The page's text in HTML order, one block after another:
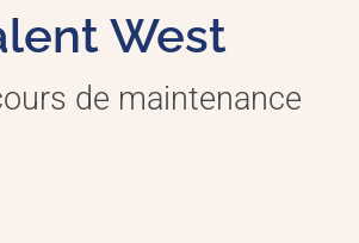
West
de maintenance